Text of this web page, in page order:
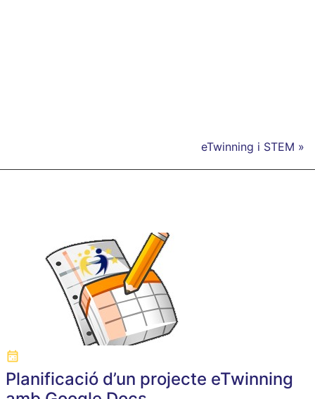
eTwinning i STEM »
Planificació d’un projecte eTwinning